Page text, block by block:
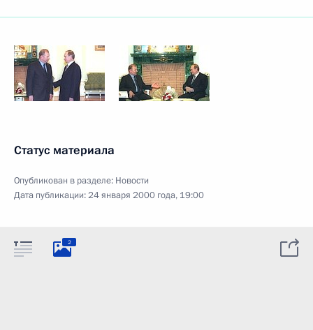
Статус материала
Опубликован в разделе: Новости
Дата публикации:24 января 2000 года, 19:00
2